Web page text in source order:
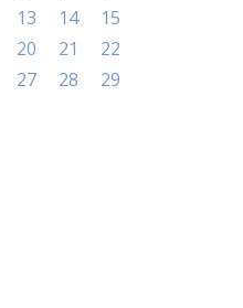
13 14
15
20 21
22
27 28
29